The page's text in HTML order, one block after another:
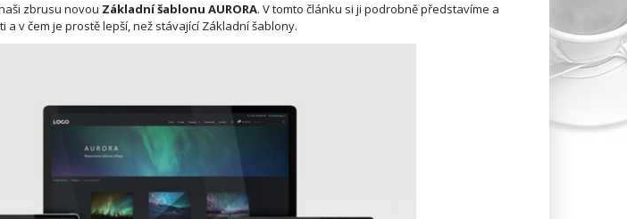
zbrusu novou Základní šablonu AURORA. V tomto článku si ji podrobně představíme a
a v čem je prostě lepší, než stávající Základní šablony.